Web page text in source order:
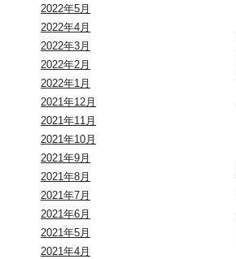
2022年5月
2022年4月
2022年3月
2022年2月
2022年1月
2021年12月
2021年11月
2021年10月
2021年9月
2021年8月
2021年7月
2021年6月
2021年5月
2021年4月